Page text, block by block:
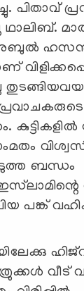
പിതാവ്
കുട്ടികളില്‍
ബന്ധം
പങ്ക്